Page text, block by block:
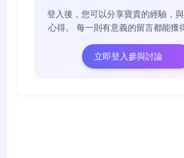
登入後，您可以分享寶貴的經驗，
心得。
每一則有意義的留言都能獲
立即登入參與討論